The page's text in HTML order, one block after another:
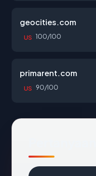
geocities.com
US 100/100
primarent.com
US 90/100